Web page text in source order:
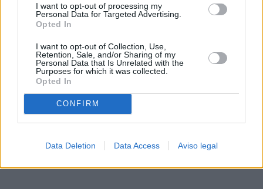
I want to opt-out of processing my
Personal Data for Targeted Advertising.
Opted In
I want to opt-out of Collection, Use,
Retention, Sale, and/or Sharing of my
Personal Data that Is Unrelated with the
Purposes for which it was collected.
Opted In
CONFIRM
Data Deletion Data Access Aviso legal